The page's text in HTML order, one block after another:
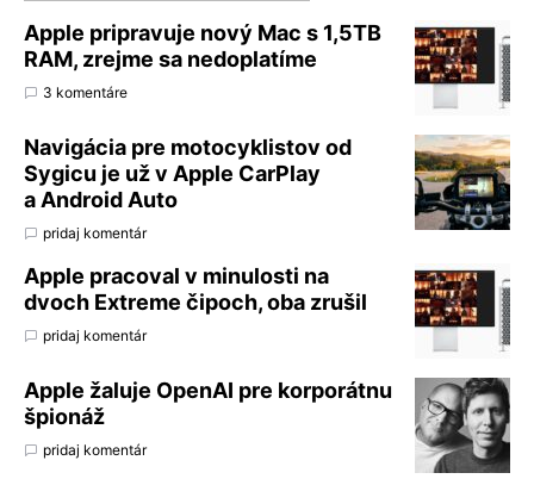
Apple pripravuje nový Mac s 1,5TB
RAM, zrejme sa nedoplatíme
3 komentáre
Navigácia pre motocyklistov od
Sygicu je už v Apple CarPlay
a Android Auto
pridaj komentár
Apple pracoval v minulosti na
dvoch Extreme čipoch, oba zrušil
pridaj komentár
Apple žaluje OpenAI pre korporátnu
špionáž
pridaj komentár